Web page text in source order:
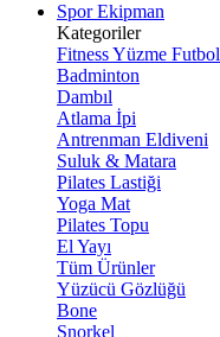
Spor Ekipman
Kategoriler
FitnessYüzme Futbol
Badminton
Dambıl
Atlama İpi
Antrenman Eldiveni
Suluk & Matara
Pilates Lastiği
Yoga Mat
Pilates Topu
El Yayı
Tüm Ürünler
Yüzücü Gözlüğü
Bone
Şnorkel